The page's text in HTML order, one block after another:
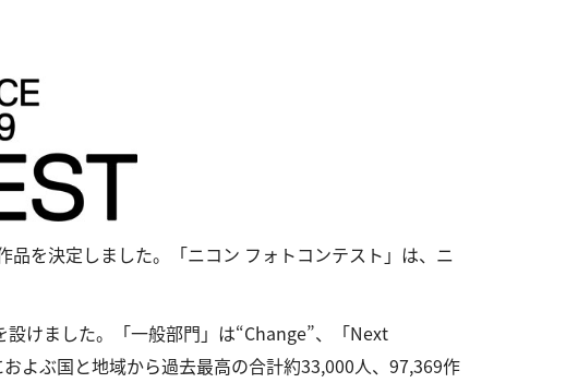
を決定しました。「ニコン フォトコンテスト」は、ニ
けました。「一般部門」は“Change”、「Next
よぶ国と地域から過去最高の合計約33,000人、97,369作